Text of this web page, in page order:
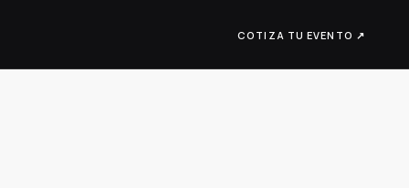
COTIZA TU EVENTO ↗